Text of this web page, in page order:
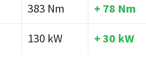
383 Nm
+ 78 Nm
130 kW + 30 kW